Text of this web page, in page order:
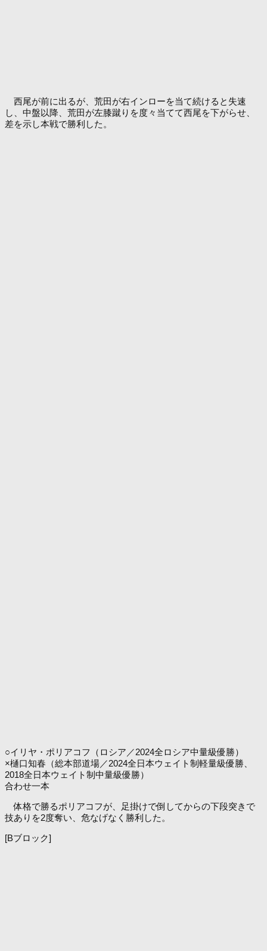
西尾が前に出るが、荒田が右インローを当て続けると失速
し、中盤以降、荒田が左膝蹴りを度々当てて西尾を下がらせ、
差を示し本戦で勝利した。
○イリヤ・ポリアコフ（ロシア／2024全ロシア中量級優勝）
×樋口知春（総本部道場／2024全日本ウェイト制軽量級優勝、
2018全日本ウェイト制中量級優勝）
合わせ一本
体格で勝るポリアコフが、足掛けで倒してからの下段突きで
技ありを2度奪い、危なげなく勝利した。
[Bブロック]